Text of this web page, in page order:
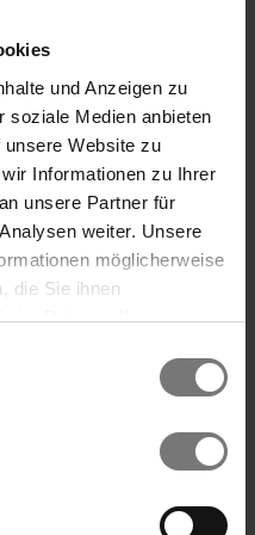
und Anzeigen zu
soziale Medien anbieten
Website zu
Informationen zu Ihrer
unsere Partner für
weiter. Unsere
möglicherweise
die Sie ihnen
im Rahmen Ihrer
(Tracking-Pixel),
Ihre Einwilligung in die
werden von uns
Engagement als
ab.
oder nach
Zum Rasten
einfach
Ausblicke auf
zu